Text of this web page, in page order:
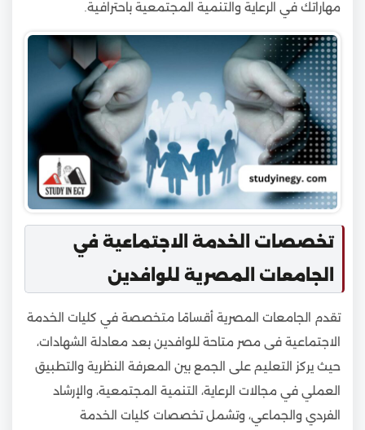
مهاراتك في الرعاية والتنمية المجتمعية باحترافية.
تخصصات الخدمة الاجتماعية في
الجامعات المصرية للوافدين
تقدم الجامعات المصرية أقسامًا متخصصة في كليات الخدمة
الاجتماعية فى مصر متاحة للوافدين بعد معادلة الشهادات،
حيث يركز التعليم على الجمع بين المعرفة النظرية والتطبيق
العملي في مجالات الرعاية، التنمية المجتمعية، والإرشاد
الفردي والجماعي، وتشمل تخصصات كليات الخدمة